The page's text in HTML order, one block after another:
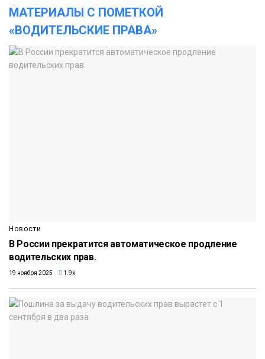
МАТЕРИАЛЫ С ПОМЕТКОЙ
«ВОДИТЕЛЬСКИЕ ПРАВА»
Новости
В России прекратится автоматическое продление
водительских прав.
19 ноября 2025 1.9k